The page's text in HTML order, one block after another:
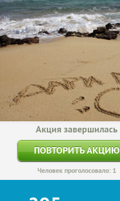
Акция завершилась
ПОВТОРИТЬ АКЦИЮ
Человек проголосовало: 1